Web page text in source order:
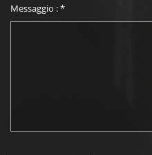
Messaggio :*